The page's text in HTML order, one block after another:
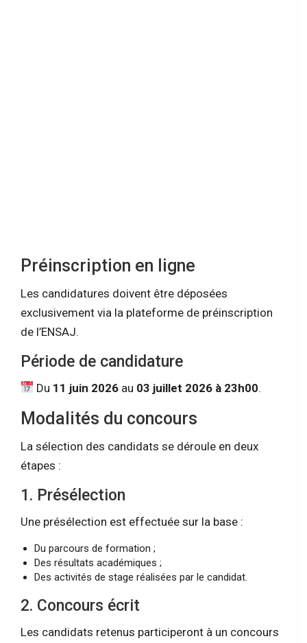
Préinscription en ligne
Les candidatures doivent être déposées
exclusivement via la plateforme de préinscription
de l’ENSAJ.
Période de candidature
Du 11 juin 2026 au 03 juillet 2026 à 23h00.
Modalités du concours
La sélection des candidats se déroule en deux
étapes :
1. Présélection
Une présélection est effectuée sur la base :
Du parcours de formation ;
Des résultats académiques ;
Des activités de stage réalisées par le candidat.
2. Concours écrit
Les candidats retenus participeront à un concours